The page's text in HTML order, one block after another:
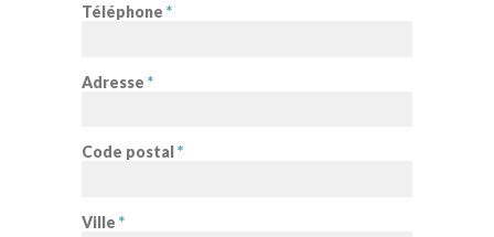
Téléphone *
Adresse *
Code postal *
Ville *